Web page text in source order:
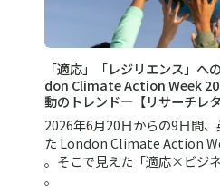
「適応」「レジリエンス」
don Climate Action Week
動のトレンド—【リサーチレ
2026年6月20日からの9日間
た London Climate Action
。そこで見えた「適応×ビジ
。